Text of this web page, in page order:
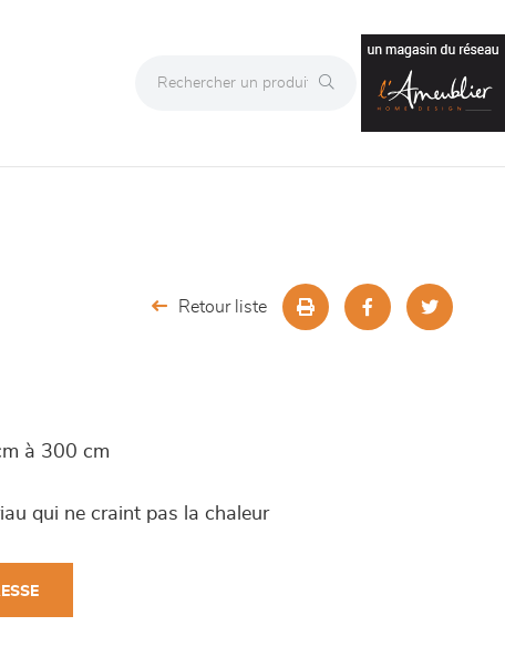
Retour liste
à 300 cm
qui ne craint pas la chaleur